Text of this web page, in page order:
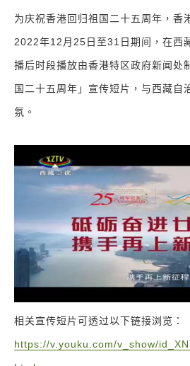
为庆祝香港回归祖国二十五周年，香
2022年12月25日至31日期间，在西
播后时段播放由香港特区政府新闻处
国二十五周年」宣传短片，与西藏自
氛。
相关宣传短片可透过以下链接浏览：
https://v.youku.com/v_show/